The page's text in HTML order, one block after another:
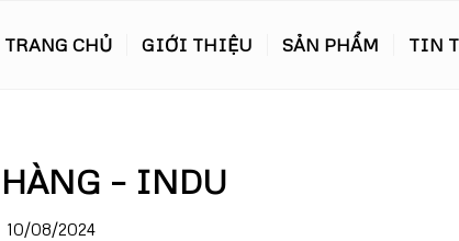
TRANG CHỦ GIỚI THIỆU SẢN PHẨM TIN
– INDU
10/08/2024